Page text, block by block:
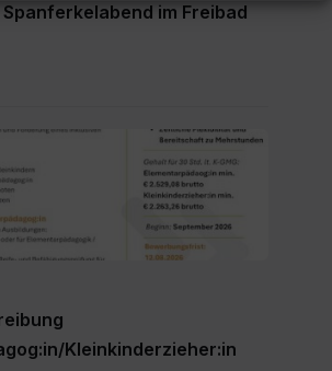
Spanferkelabend im Freibad
Kleinkinderzieher:in